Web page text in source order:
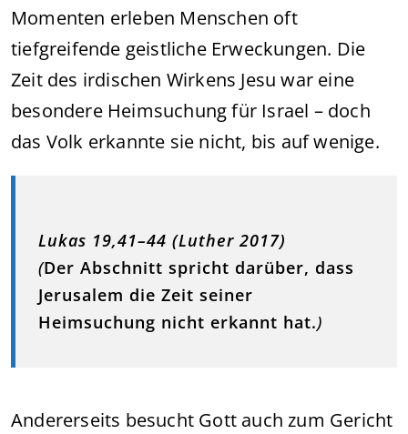
Momenten erleben Menschen oft
tiefgreifende geistliche Erweckungen. Die
Zeit des irdischen Wirkens Jesu war eine
besondere Heimsuchung für Israel – doch
das Volk erkannte sie nicht, bis auf wenige.
Lukas 19,41–44 (Luther 2017)
(Der Abschnitt spricht darüber, dass
Jerusalem die Zeit seiner
Heimsuchung nicht erkannt hat.)
Andererseits besucht Gott auch zum Gericht